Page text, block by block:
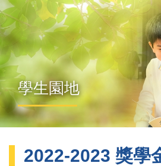
學生園地
2022-2023 獎學